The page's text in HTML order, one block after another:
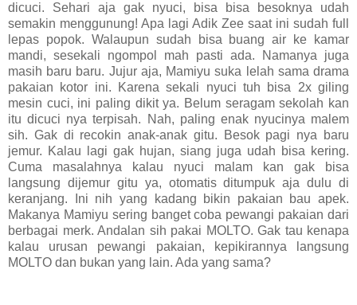
dicuci. Sehari aja gak nyuci, bisa bisa besoknya udah
semakin menggunung! Apa lagi Adik Zee saat ini sudah full
lepas popok. Walaupun sudah bisa buang air ke kamar
mandi, sesekali ngompol mah pasti ada. Namanya juga
masih baru baru. Jujur aja, Mamiyu suka lelah sama drama
pakaian kotor ini. Karena sekali nyuci tuh bisa 2x giling
mesin cuci, ini paling dikit ya. Belum seragam sekolah kan
itu dicuci nya terpisah. Nah, paling enak nyucinya malem
sih. Gak di recokin anak-anak gitu. Besok pagi nya baru
jemur. Kalau lagi gak hujan, siang juga udah bisa kering.
Cuma masalahnya kalau nyuci malam kan gak bisa
langsung dijemur gitu ya, otomatis ditumpuk aja dulu di
keranjang. Ini nih yang kadang bikin pakaian bau apek.
Makanya Mamiyu sering banget coba pewangi pakaian dari
berbagai merk. Andalan sih pakai MOLTO. Gak tau kenapa
kalau urusan pewangi pakaian, kepikirannya langsung
MOLTO dan bukan yang lain. Ada yang sama?